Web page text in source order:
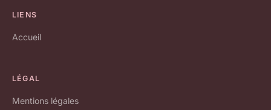
LIENS
Accueil
LÉGAL
Mentions légales